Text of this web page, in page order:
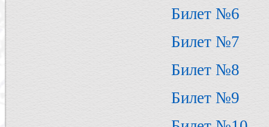
Билет №6
Билет №7
Билет №8
Билет №9